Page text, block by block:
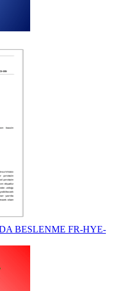
BESLENME FR-HYE-